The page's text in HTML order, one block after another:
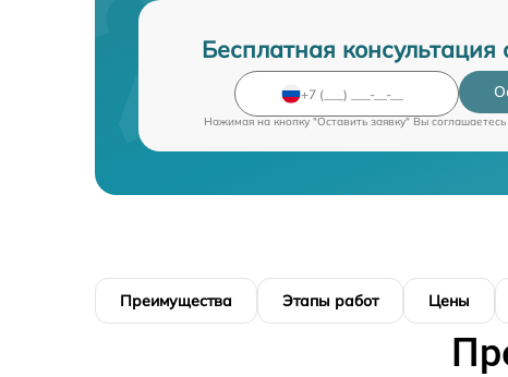
Бесплатная консультация
Нажимая на кнопку "Оставить заявку" Вы соглашаетесь
Преимущества Этапы работ Цены